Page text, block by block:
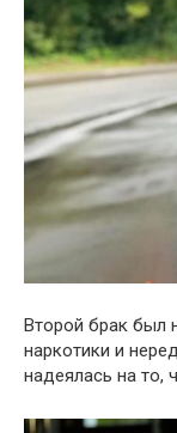
Второй брак был
наркотики и
надеялась на то,